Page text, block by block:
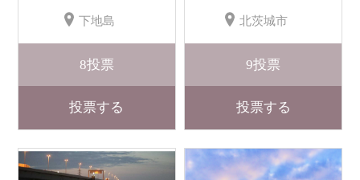
下地島
8投票
投票する
北茨城市
9投票
投票する